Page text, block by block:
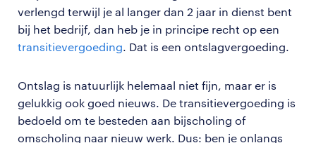
verlengd terwijl je al langer dan 2 jaar in dienst bent
bij het bedrijf, dan heb je in principe recht op een
transitievergoeding. Dat is een ontslagvergoeding.
Ontslag is natuurlijk helemaal niet fijn, maar er is
gelukkig ook goed nieuws. De transitievergoeding is
bedoeld om te besteden aan bijscholing of
omscholing naar nieuw werk. Dus: ben je onlangs